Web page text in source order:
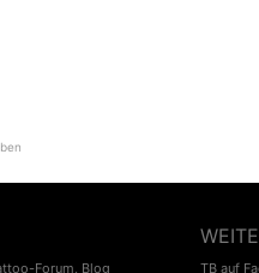
Forum, Blog TB auf